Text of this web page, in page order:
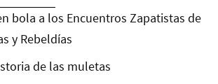
bola a los Encuentros Zapatistas de
y Rebeldías
de las muletas